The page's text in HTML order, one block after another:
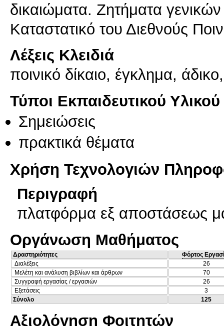
δικαιώματα. Ζητήματα
Καταστατικό του Διεθνούς
Λέξεις Κλειδιά
ποινικό δίκαιο, έγκλημα,
Τύποι Εκπαιδευτικού Υλικού
Σημειώσεις
πρακτικά θέματα
Χρήση Τεχνολογιών
Περιγραφή
πλατφόρμα εξ αποστάσεως
Οργάνωση Μαθήματος
Δραστηριότητες
Φόρτος
Διαλέξεις
26
Μελέτη και ανάλυση βιβλίων και άρθρων
70
Συγγραφή εργασίας / εργασιών
26
Εξετάσεις
3
Σύνολο
125
Αξιολόγηση Φοιτητών